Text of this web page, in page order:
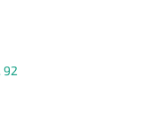
92